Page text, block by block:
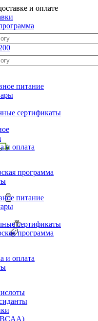
и оплате
питание
сертификаты
и оплата
программа
питание
сертификаты
программа
и оплата